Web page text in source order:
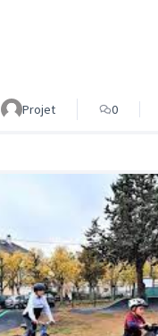
Projet 0